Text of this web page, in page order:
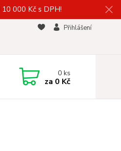
000 Kč s DPH!
Přihlášení
0ks
za 0 Kč